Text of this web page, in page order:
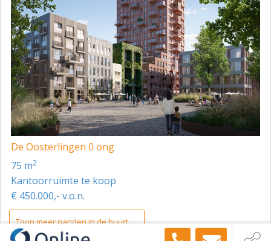
De Oosterlingen 0 ong
75 m2
Kantoorruimte te koop
€ 450.000,- v.o.n.
Toon meer panden in de buurt →